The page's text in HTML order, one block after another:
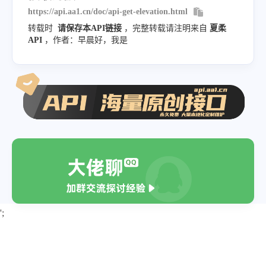
https://api.aa1.cn/doc/api-get-elevation.html
转载时 请保存本API链接 ，完整转载请注明来自 夏柔
API ，作者：早晨好，我是
';